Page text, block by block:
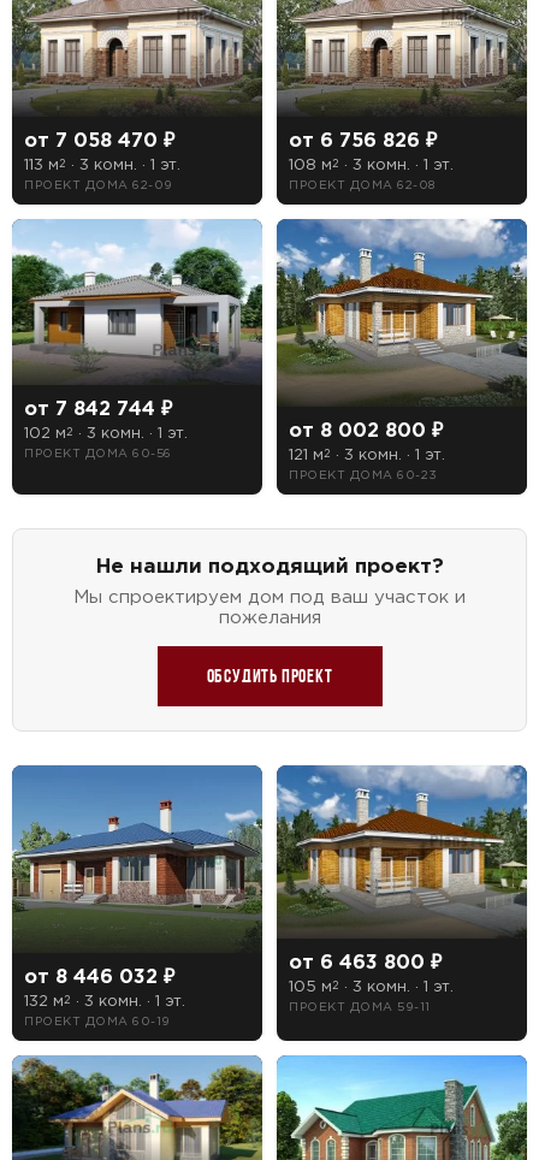
от 7 058 470 ₽
113 м 2 · 3 комн. · 1 эт.
ПРОЕКТ ДОМА 62-09
от 6 756 826 ₽
108 м 2 · 3 комн. · 1 эт.
ПРОЕКТ ДОМА 62-08
от 7 842 744 ₽
102 м2 · 3 комн. · 1 эт.
ПРОЕКТ ДОМА 60-56
от 8 002 800 ₽
121 м 2 · 3 комн. · 1 эт.
ПРОЕКТ ДОМА 60-23
Не нашли подходящий проект?
Мы спроектируем дом под ваш участок и
пожелания
Обсудить проект
от 8 446 032 ₽
132 м 2 · 3 комн. · 1 эт.
ПРОЕКТ ДОМА 60-19
от 6 463 800 ₽
105 м2 · 3 комн. · 1 эт.
ПРОЕКТ ДОМА 59-11
ПОИСК
УЗНАТЬ ТОЧНУЮ СТОИМОСТЬ
Предпочтительный способ связи:
Звонок
Telegram
Даюсогласие на обработку персональных данныхи
подтверждаю, что ознакомлен(а) сполитикой
обработки персональных данных.